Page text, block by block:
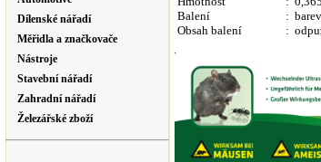
Dílenské nářadí
Měřidla a značkovače
Nástroje
Stavební nářadí
Zahradní nářadí
Železářské zboží
Balení
Obsah balení
:
: